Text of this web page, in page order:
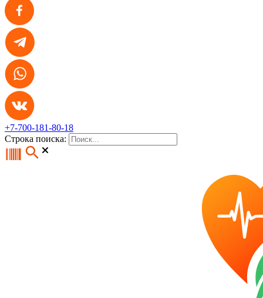
+7-700-181-80-18
Строка поиска: